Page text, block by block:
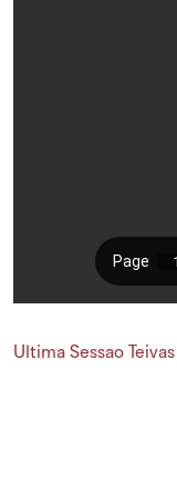
Ultima Sessao Teivas